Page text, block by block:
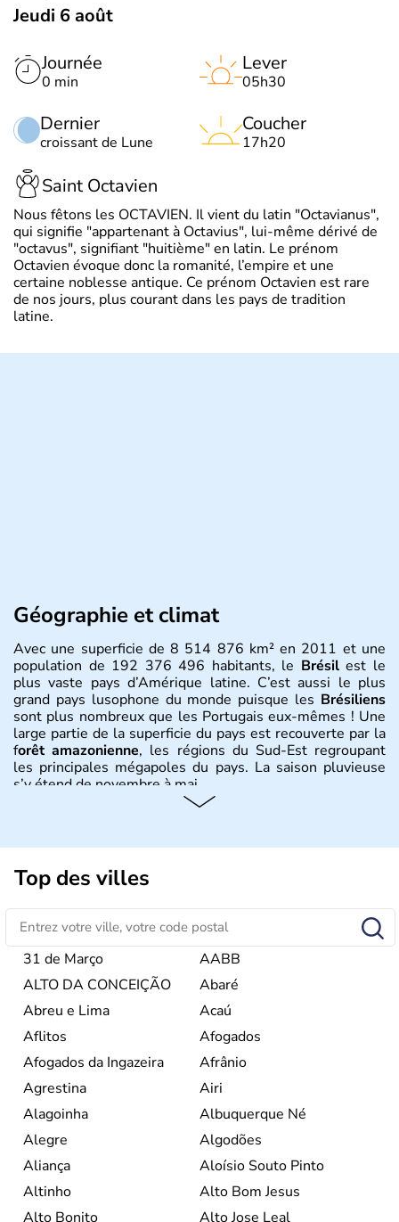
Jeudi 6 août
Journée
0 min
Dernier
croissant de Lune
Lever
05h30
Coucher
17h20
Saint Octavien
Nous fêtons les OCTAVIEN. Il vient du latin "Octavianus",
qui signifie "appartenant à Octavius", lui-même dérivé de
"octavus", signifiant "huitième" en latin. Le prénom
Octavien évoque donc la romanité, l’empire et une
certaine noblesse antique. Ce prénom Octavien est rare
de nos jours, plus courant dans les pays de tradition
latine.
Géographie et climat
Avec une superficie de 8 514 876 km² en 2011 et une
population de 192 376 496 habitants, le Brésilest le
plus vaste pays d’Amérique latine. C’est aussi le plus
grand pays lusophone du monde puisque les Brésiliens
sont plus nombreux que les Portugais eux-mêmes ! Une
large partie de la superficie du pays est recouverte par la
forêt amazonienne, les régions du Sud-Est regroupant
les principales mégapoles du pays. La saison pluvieuse
s’y étend de novembre à mai.
Sao Polo et Rio de Janeiro sont deux villes principales de
ce pays, majoritairement catholique. Les côtes atlantiques
du Brésil ont été atteintes par le portugais Cabral en
1500. Durant le XVIe siècle, de très nombreux esclaves
venus d'Afrique ont permis une large exploitation des
ressources en sucre du pays.
Top des villes
31 de Março
AABB
ALTO DA CONCEIÇÃO
Abaré
Abreu e Lima
Acaú
Aflitos
Afogados
Afogados da Ingazeira
Afrânio
Agrestina
Airi
Alagoinha
Albuquerque Né
Alegre
Algodões
Aliança
Aloísio Souto Pinto
Altinho
Alto Bom Jesus
Alto Bonito
Alto Jose Leal